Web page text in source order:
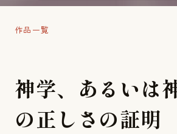
作品一覧
神学、 あ る いは
の正し さの証明